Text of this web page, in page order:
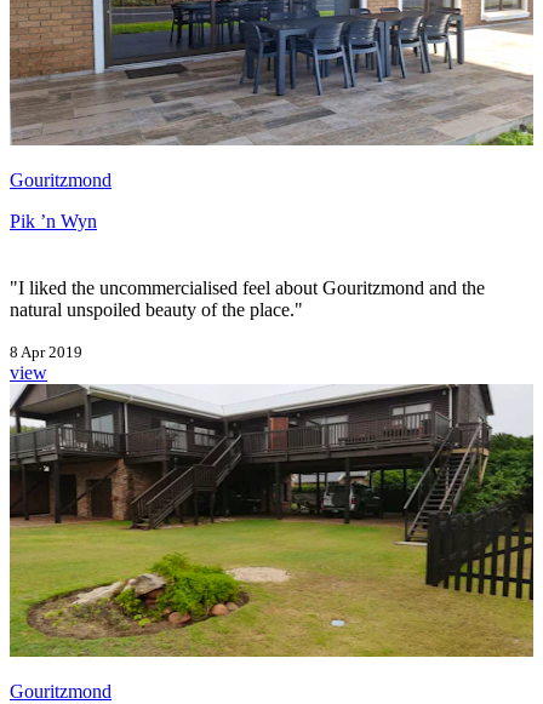
Gouritzmond
Pik ’n Wyn
"I liked the uncommercialised feel about Gouritzmond and the
natural unspoiled beauty of the place."
8 Apr 2019
view
Gouritzmond